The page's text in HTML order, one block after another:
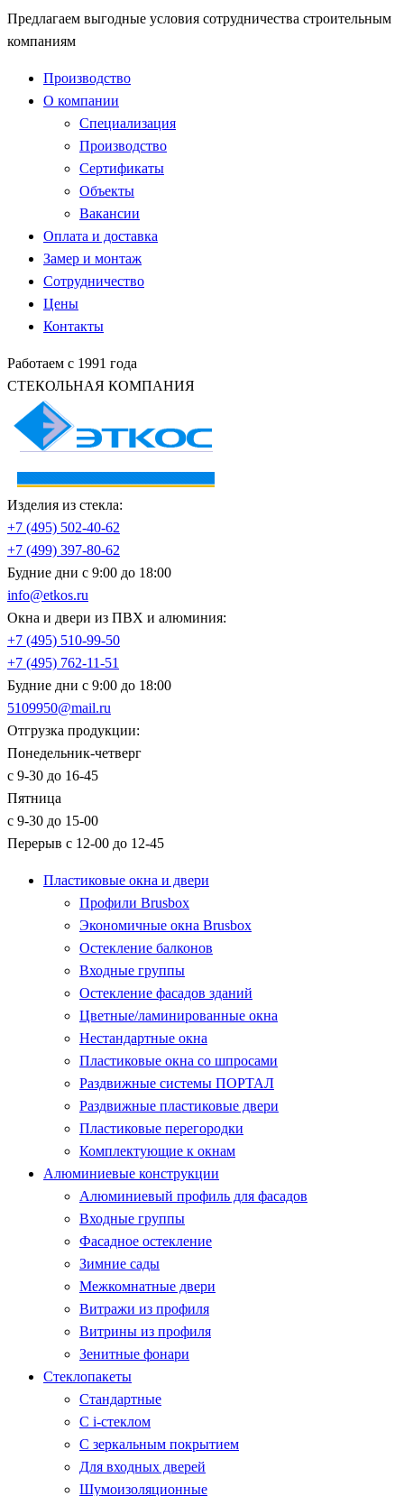
Предлагаем выгодные условия сотрудничества строительным
компаниям
Производство
О компании
Специализация
Производство
Сертификаты
Объекты
Вакансии
Оплата и доставка
Замер и монтаж
Сотрудничество
Цены
Контакты
Работаем с 1991 года
СТЕКОЛЬНАЯ КОМПАНИЯ
Изделия из стекла:
+7 (495) 502-40-62
+7 (499) 397-80-62
Будние дни с 9:00 до 18:00
info@etkos.ru
Окна и двери из ПВХ и алюминия:
+7 (495) 510-99-50
+7 (495) 762-11-51
Будние дни с 9:00 до 18:00
5109950@mail.ru
Отгрузка продукции:
Понедельник-четверг
с 9-30 до 16-45
Пятница
с 9-30 до 15-00
Перерыв с 12-00 до 12-45
Пластиковые окна и двери
Профили Brusbox
Экономичные окна Brusbox
Остекление балконов
Входные группы
Остекление фасадов зданий
Цветные/ламинированные окна
Нестандартные окна
Пластиковые окна со шпросами
Раздвижные системы ПОРТАЛ
Раздвижные пластиковые двери
Пластиковые перегородки
Комплектующие к окнам
Алюминиевые конструкции
Алюминиевый профиль для фасадов
Входные группы
Фасадное остекление
Зимние сады
Межкомнатные двери
Витражи из профиля
Витрины из профиля
Зенитные фонари
Стеклопакеты
Стандартные
С i-стеклом
С зеркальным покрытием
Для входных дверей
Шумоизоляционные